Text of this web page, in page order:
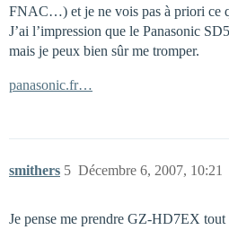
FNAC…) et je ne vois pas à priori ce
J’ai l’impression que le Panasonic
mais je peux bien sûr me tromper.
panasonic.fr…
smithers Décembre 6, 2007, 10:21
5
Je pense me prendre GZ-HD7EX tout